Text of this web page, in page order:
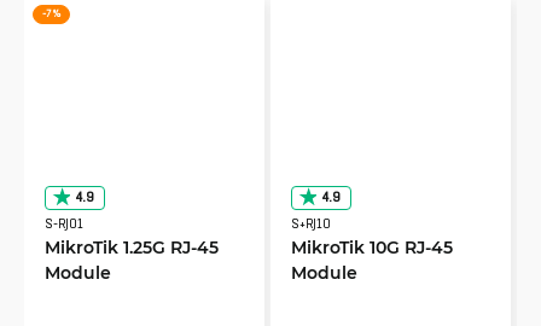
-7 %
4.9
S-RJ01
MikroTik 1.25G RJ-45
Module
4.9
S+RJ10
MikroTik 10G RJ-45
Module